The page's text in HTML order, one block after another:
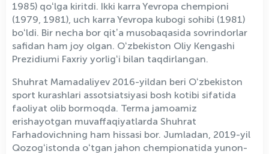
1985) qoʻlga kiritdi. Ikki karra Yevropa chempioni
(1979, 1981), uch karra Yevropa kubogi sohibi (1981)
boʻldi. Bir necha bor qitʼa musobaqasida sovrindorlar
safidan ham joy olgan. Oʻzbekiston Oliy Kengashi
Prezidiumi Faxriy yorligʻi bilan taqdirlangan.
Shuhrat Mamadaliyev 2016-yildan beri Oʻzbekiston
sport kurashlari assotsiatsiyasi bosh kotibi sifatida
faoliyat olib bormoqda. Terma jamoamiz
erishayotgan muvaffaqiyatlarda Shuhrat
Farhadovichning ham hissasi bor. Jumladan, 2019-yil
Qozogʻistonda oʻtgan jahon chempionatida yunon-